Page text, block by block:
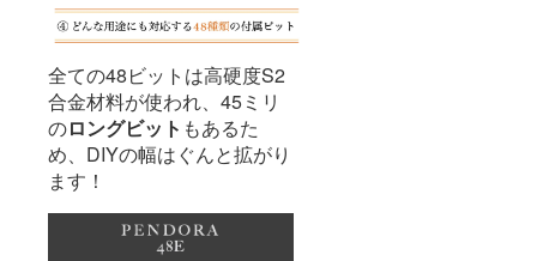
全ての48ビットは高硬度S2
合金材料が使われ、45ミリ
のロングビット もあるた
め、DIYの幅はぐんと拡がり
ます！